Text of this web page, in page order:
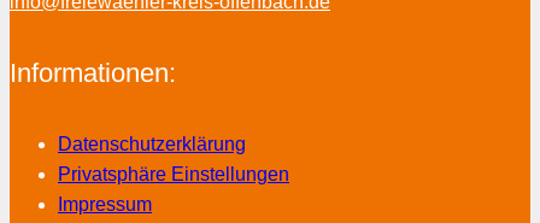
Informationen:
Datenschutzerklärung
Privatsphäre Einstellungen
Impressum